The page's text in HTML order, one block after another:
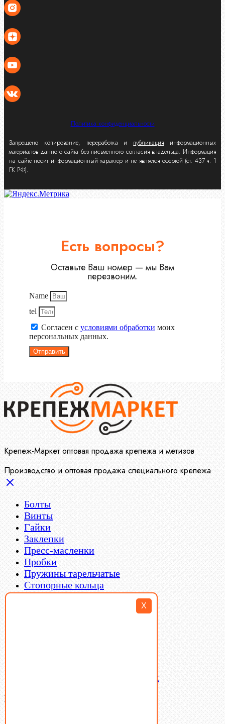
X
Политика конфиденциальности
Запрещено копирование, переработка и публикация информационных
материалов данного сайта без письменного согласия владельца. Информация
на сайте носит информационный характер и не является офертой (ст. 437 ч. 1
ГК РФ).
Есть вопросы?
Оставьте Ваш номер — мы Вам
перезвоним.
Name
tel
Согласен с условиями обработки моих
персональных данных.
Отправить
Крепеж-Маркет оптовая продажа крепежа и метизов
Производство и оптовая продажа специального крепежа
Болты
Винты
Гайки
Заклепки
Пресс-масленки
Пробки
Пружины тарельчатые
Стопорные кольца
Такелаж
Латунный и бронзовый крепеж
Ваша корзина